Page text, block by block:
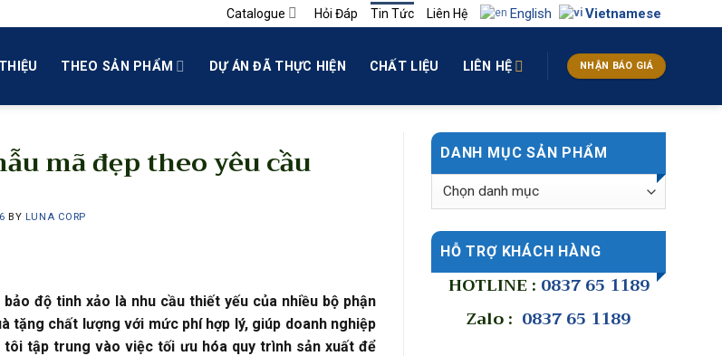
Catalogue Hỏi Đáp Tin Tức Liên Hệ English Vietnamese
THEO SẢN PHẨM DỰ ÁN ĐÃ THỰC HIỆN CHẤT LIỆU LIÊN HỆ NHẬN BÁO GIÁ
mã đẹp theo yêu cầu
BY LUNA CORP
bảo độ tinh xảo là nhu cầu thiết yếu của nhiều bộ phận
tặng chất lượng với mức phí hợp lý, giúp doanh nghiệp
tập trung vào việc tối ưu hóa quy trình sản xuất để
DANH MỤC SẢN PHẨM
HỖ TRỢ KHÁCH HÀNG
HOTLINE : 0837 65 1189
Zalo : 0837 65 1189